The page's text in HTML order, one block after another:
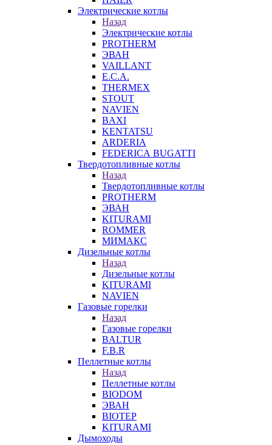
Электрические котлы
Назад
Электрические котлы
PROTHERM
ЭВАН
VAILLANT
E.C.A.
THERMEX
STOUT
NAVIEN
BAXI
KENTATSU
ARDERIA
FEDERICА BUGATTI
Твердотопливные котлы
Назад
Твердотопливные котлы
PROTHERM
ЭВАН
KITURAMI
ROMMER
МИМАКС
Дизельные котлы
Назад
Дизельные котлы
KITURAMI
NAVIEN
Газовые горелки
Назад
Газовые горелки
BALTUR
F.B.R
Пеллетные котлы
Назад
Пеллетные котлы
BIODOM
ЭВАН
BIOTEP
KITURAMI
Дымоходы